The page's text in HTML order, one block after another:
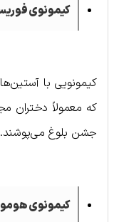
کیمونوی
کیمونویی با
که معمولاً دختران
جشن بلوغ می‌پوشند.
کیمونوی